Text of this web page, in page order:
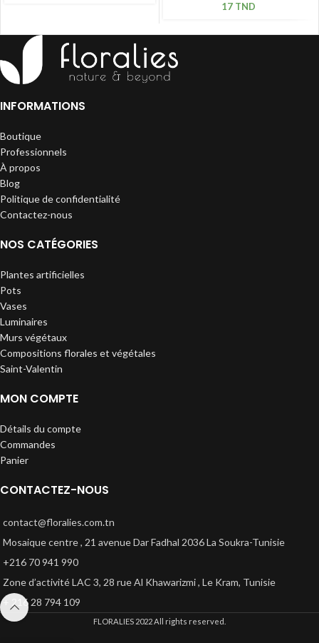
17 TND
INFORMATIONS
Boutique
Professionnels
À propos
Blog
Politique de confidentialité
Contactez-nous
NOS CATÉGORIES
Plantes artificielles
Pots
Vases
Luminaires
Murs végétaux
Compositions florales et végétales
Saint-Valentin
MON COMPTE
Détails du compte
Commandes
Panier
CONTACTEZ-NOUS
contact@floralies.com.tn
Mosaique centre , 21 avenue Dar Fadhal 2036 La Soukra-Tunisie
+216 70 941 990
Zone d’activité LAC 3, 28 rue Al Khawarizmi , Le Kram, Tunisie
+ 216 28 794 109
FLORALIES 2022 All rights reserved.